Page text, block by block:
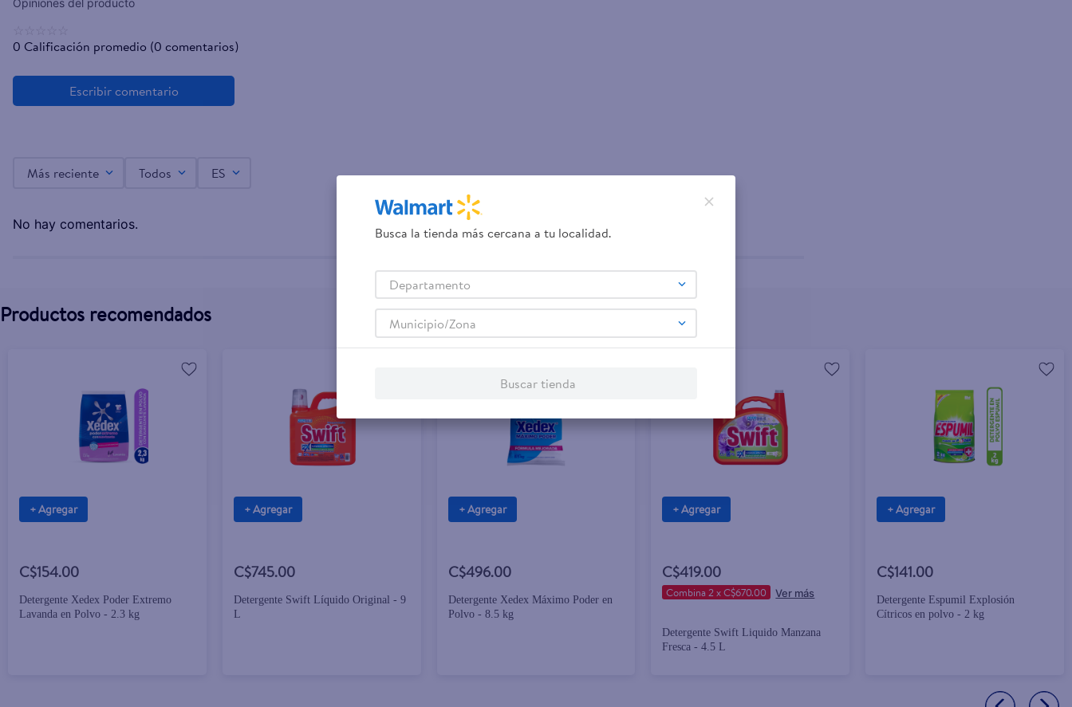
0 Calificación promedio (0 comentarios)
Más reciente Todos ES
No hay comentarios.
Productos recomendados
+ Agregar
C$154.00
Detergente Xedex Poder Extremo
Lavanda en Polvo - 2.3 kg
+ Agregar
C$745.00
Detergente Swift Líquido Original - 9
L
+ Agregar
C$496.00
Detergente Xedex Máximo Poder en
Polvo - 8.5 kg
+ Agregar
C$419.00
Combina 2 x C$670.00
Detergente Swift Liquido Manzana
Fresca - 4.5 L
+ Agregar
C$141.00
Detergente Espumil Explosión
Cítricos en polvo - 2 kg
Busca la tienda más cercana a tu localidad.
Departamento
Municipio/Zona
Buscar tienda